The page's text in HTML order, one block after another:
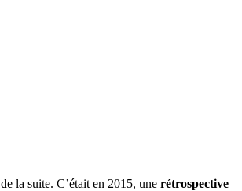
la suite. C’était en 2015, une rétrospective